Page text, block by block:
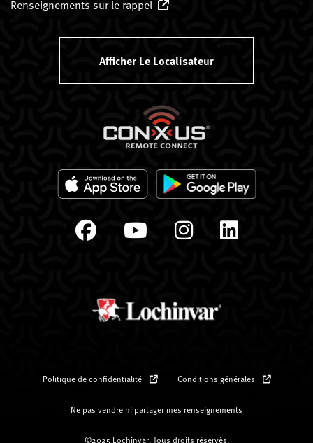
Renseignements sur le rappel
Afficher Le Localisateur
Politique de confidentialité Conditions générales
Ne pas vendre ni partager mes renseignements
©2025 Lochinvar. Tous droits réservés.